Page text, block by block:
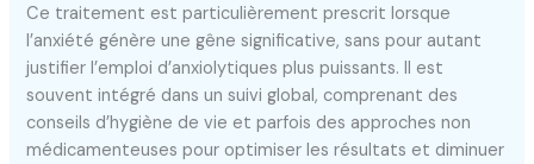
Ce traitement est particulièrement prescrit lorsque
l’anxiété génère une gêne significative, sans pour autant
justifier l’emploi d’anxiolytiques plus puissants. Il est
souvent intégré dans un suivi global, comprenant des
conseils d’hygiène de vie et parfois des approches non
médicamenteuses pour optimiser les résultats et diminuer